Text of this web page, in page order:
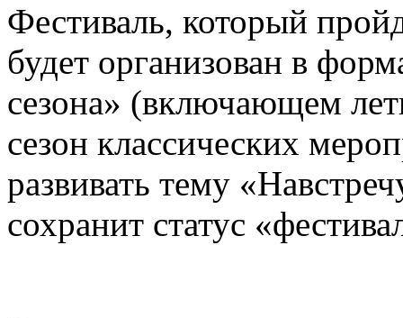
Фестиваль, который
будет организован в
сезона» (включающем
сезон классических
развивать тему
сохранит статус